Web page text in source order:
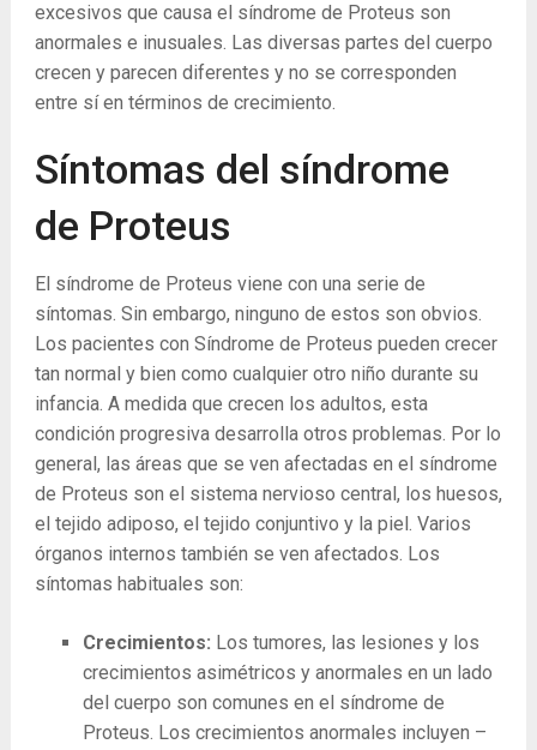
excesivos que causa el síndrome de Proteus son
anormales e inusuales. Las diversas partes del cuerpo
crecen y parecen diferentes y no se corresponden
entre sí en términos de crecimiento.
Síntomas del síndrome
de Proteus
El síndrome de Proteus viene con una serie de
síntomas. Sin embargo, ninguno de estos son obvios.
Los pacientes con Síndrome de Proteus pueden crecer
tan normal y bien como cualquier otro niño durante su
infancia. A medida que crecen los adultos, esta
condición progresiva desarrolla otros problemas. Por lo
general, las áreas que se ven afectadas en el síndrome
de Proteus son el sistema nervioso central, los huesos,
el tejido adiposo, el tejido conjuntivo y la piel. Varios
órganos internos también se ven afectados. Los
síntomas habituales son:
Crecimientos: Los tumores, las lesiones y los
crecimientos asimétricos y anormales en un lado
del cuerpo son comunes en el síndrome de
Proteus. Los crecimientos anormales incluyen –